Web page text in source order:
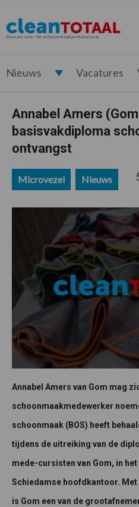
de
hoofdnavigatie
de
hoofd
de
eerste
de
voettekst
Cleantotaal.nl
Het
laatste
voor
schoonmaak
Nieuws Vacatures
Annabel Amers
basisvakdiploma
ontvangst
Microvezel Nieuws
Annabel Amers van Gom mag
schoonmaakmedewerker
schoonmaak (BOS) heeft
tijdens de uitreiking van de
mede-cursisten van Gom, in
Schiedamse hoofdkantoor.
is Gom een van de